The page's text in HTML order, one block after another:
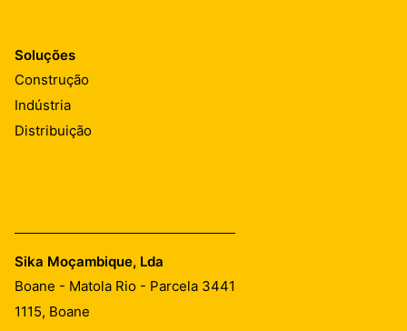
Soluções
Construção
Indústria
Distribuição
Sika Moçambique, Lda
Boane - Matola Rio - Parcela 3441
1115, Boane